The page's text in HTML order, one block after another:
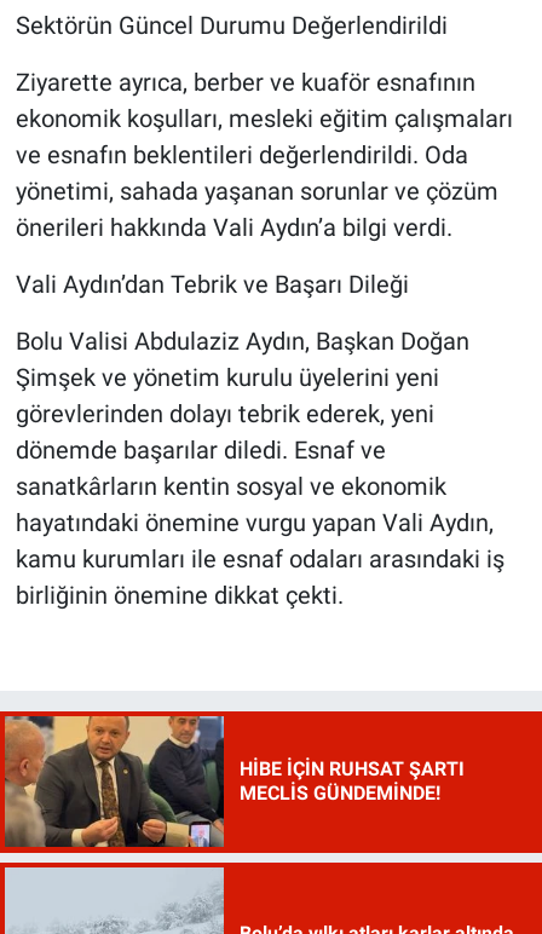
Sektörün Güncel Durumu Değerlendirildi
Ziyarette ayrıca, berber ve kuaför esnafının
ekonomik koşulları, mesleki eğitim çalışmaları
ve esnafın beklentileri değerlendirildi. Oda
yönetimi, sahada yaşanan sorunlar ve çözüm
önerileri hakkında Vali Aydın’a bilgi verdi.
Vali Aydın’dan Tebrik ve Başarı Dileği
Bolu Valisi Abdulaziz Aydın, Başkan Doğan
Şimşek ve yönetim kurulu üyelerini yeni
görevlerinden dolayı tebrik ederek, yeni
dönemde başarılar diledi. Esnaf ve
sanatkârların kentin sosyal ve ekonomik
hayatındaki önemine vurgu yapan Vali Aydın,
kamu kurumları ile esnaf odaları arasındaki iş
birliğinin önemine dikkat çekti.
HİBE İÇİN RUHSAT ŞARTI
MECLİS GÜNDEMİNDE!